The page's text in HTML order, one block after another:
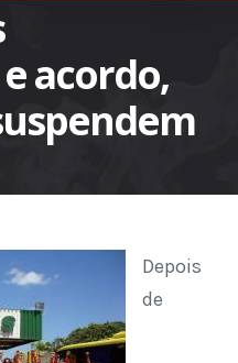
acordo,
Depois
de